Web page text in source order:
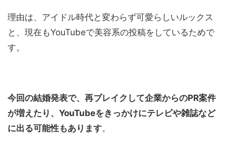
理由は、アイドル時代と変わらず可愛らしいルックス
と、現在もYouTubeで美容系の投稿をしているためで
す。
今回の結婚発表で、再ブレイクして企業からのPR案件
が増えたり、YouTubeをきっかけにテレビや雑誌など
に出る可能性もあります。